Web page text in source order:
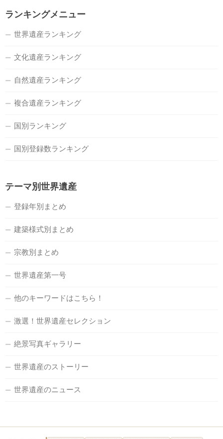
ランキングメニュー
世界遺産ランキング
文化遺産ランキング
自然遺産ランキング
複合遺産ランキング
国別ランキング
国別登録数ランキング
テーマ別世界遺産
登録年別まとめ
建築様式別まとめ
宗教別まとめ
世界遺産第一号
他のキーワードはこちら！
激選！世界遺産セレクション
絶景写真ギャラリー
世界遺産のストーリー
世界遺産のニュース